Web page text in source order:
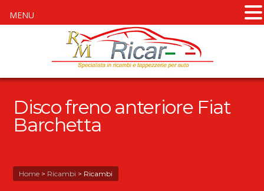
Disco freno anteriore Fiat
Barchetta
Home > Ricambi > Ricambi
MENU